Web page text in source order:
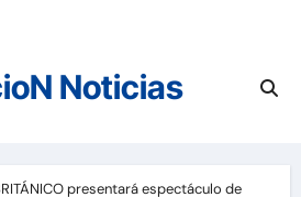
Noticias
presentará espectáculo de